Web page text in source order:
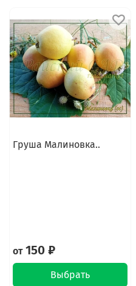
Груша Малиновка..
от150 ₽
Выбрать